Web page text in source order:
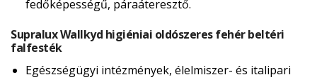
fedőképességű, páraáteresztő.
Supralux Wallkyd higiéniai oldószeres fehér beltéri
falfesték
Egészségügyi intézmények, élelmiszer- és italipari